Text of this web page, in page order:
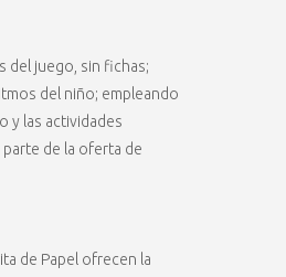
del juego, sin fichas;
del niño; empleando
y las actividades
de la oferta de
de Papel ofrecen la